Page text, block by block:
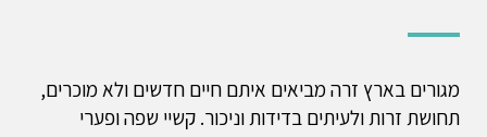
מגורים בארץ זרה מביאים איתם חיים חדשים ולא מוכרים,
תחושת זרות ולעיתים בדידות וניכור. קשיי שפה ופערי